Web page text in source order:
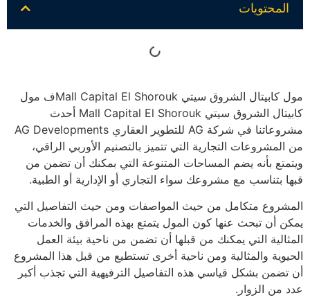
المحتويات
مول كابيتال الشروق سيتي Mall Capital El Shoroukف مول
كابيتال الشروق سيتي Mall Capital El Shorouk أحدث
مشروعاتنا في شركة AG للتطوير العقاري AG Developments
من المشروعات التجارية التي تتميز بالتصنيم الأوربي الراقي،
ويتمتع بأنه يضم المساحات المتنوعة التي بمكنك أن تضمن من
قبها بتناسب مع مشروعك سواء التجاري أو الإدارية أو الطبية.
المشروع متكامل من حيث المواصفات ومن حيث التفاصيل التي
يمكن أن تبحث عنها كون المول يتمتع بهذه المرافق والخدمات
المثالية التي يمكنك من قبلها أن تضمن من ناحية بيئة العمل
الحيوية والمثالية ومن ناحية أخرى تستطيع من قبل هذا المشروع
أن تضمن بشكل قياسي هذه التفاصيل الترفيهية التي تجذب أكبر
عدد من الزوار.